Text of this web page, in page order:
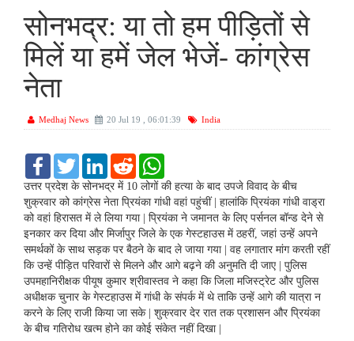
सोनभद्र: या तो हम पीड़ितों से
मिलें या हमें जेल भेजें- कांग्रेस
नेता
Medhaj News 20 Jul 19 , 06:01:39 India
F
c
e
b
o
o
k
T
i
t
e
r
L
n
k
e
d
I
n
R
d
d
t
a
t
s
A
p
p
उत्तर प्रदेश के सोनभद्र में 10 लोगों की हत्या के बाद उपजे विवाद के बीच
शुक्रवार को कांग्रेस नेता प्रियंका गांधी वहां पहुंचीं | हालांकि प्रियंका गांधी वाड्रा
को वहां हिरासत में ले लिया गया | प्रियंका ने जमानत के लिए पर्सनल बॉन्ड देने से
इनकार कर दिया और मिर्जापुर जिले के एक गेस्टहाउस में ठहरीं, जहां उन्हें अपने
समर्थकों के साथ सड़क पर बैठने के बाद ले जाया गया | वह लगातार मांग करती रहीं
कि उन्हें पीड़ित परिवारों से मिलने और आगे बढ़ने की अनुमति दी जाए | पुलिस
उपमहानिरीक्षक पीयूष कुमार श्रीवास्तव ने कहा कि जिला मजिस्ट्रेट और पुलिस
अधीक्षक चुनार के गेस्टहाउस में गांधी के संपर्क में थे ताकि उन्हें आगे की यात्रा न
करने के लिए राजी किया जा सके | शुक्रवार देर रात तक प्रशासन और प्रियंका
के बीच गतिरोध खत्म होने का कोई संकेत नहीं दिखा |